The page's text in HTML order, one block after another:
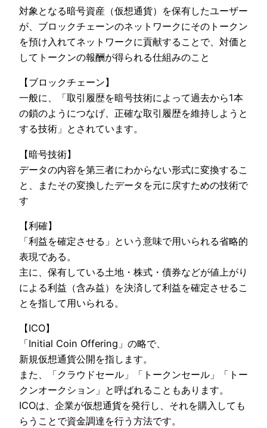
対象となる暗号資産（仮想通貨）を保有したユーザー
が、ブロックチェーンのネットワークにそのトークン
を預け入れてネットワークに貢献することで、対価と
してトークンの報酬が得られる仕組みのこと
【ブロックチェーン】
一般に、「取引履歴を暗号技術によって過去から1本
の鎖のようにつなげ、正確な取引履歴を維持しようと
する技術」とされています。
【暗号技術】
データの内容を第三者にわからない形式に変換するこ
と、またその変換したデータを元に戻すための技術で
す
【利確】
「利益を確定させる」という意味で用いられる省略的
表現である。
主に、保有している土地・株式・債券などが値上がり
による利益（含み益）を決済して利益を確定させるこ
とを指して用いられる。
【ICO】
「Initial Coin Offering」の略で、
新規仮想通貨公開を指します。
また、「クラウドセール」「トークンセール」「トー
クンオークション」と呼ばれることもあります。
ICOは、企業が仮想通貨を発行し、それを購入しても
らうことで資金調達を行う方法です。